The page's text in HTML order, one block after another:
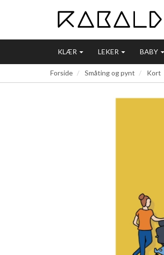
KLÆR LEKER BABY
Forside Småting og pynt Kort